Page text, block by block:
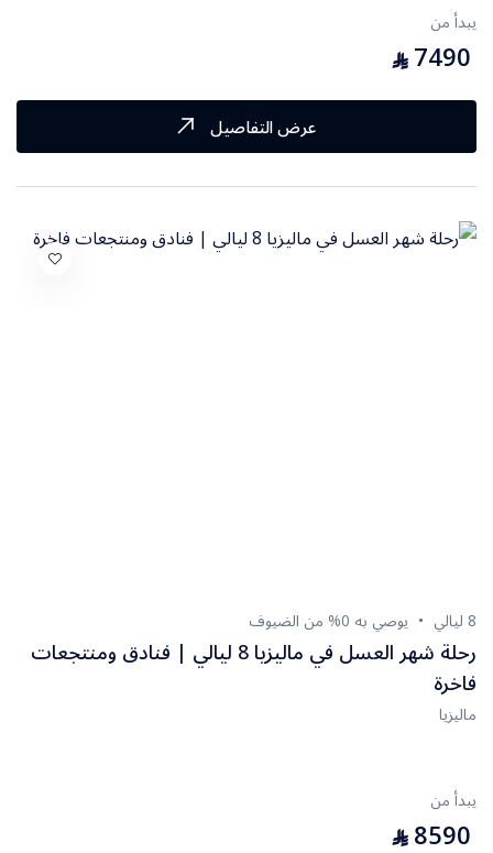
يبدأ من
7490
⃁
عرض التفاصيل
8 ليالي يوصي به 0% من الضيوف
رحلة شهر العسل في ماليزيا 8 ليالي | فنادق ومنتجعات
فاخرة
ماليزيا
يبدأ من
8590
⃁